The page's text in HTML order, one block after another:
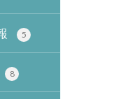
5
8